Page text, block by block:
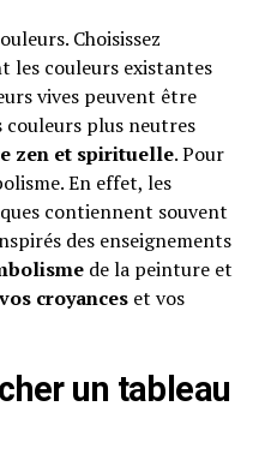
Choisissez
les couleurs existantes
vives peuvent être
couleurs plus neutres
zen et spirituelle. Pour
En effet, les
contiennent souvent
des enseignements
de la peinture et
croyanceset vos
un tableau